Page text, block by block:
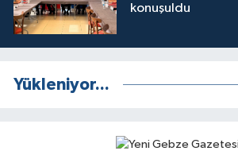
konuşuldu
Yükleniyor...